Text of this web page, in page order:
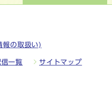
報の取扱い)
信一覧 サイトマップ